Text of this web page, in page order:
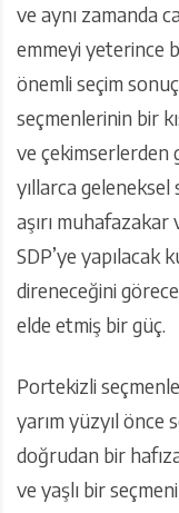
ve aynı zamanda
emmeyi yeterince
önemli seçim
seçmenlerinin bir
ve çekimserlerden
yıllarca geleneksel
aşırı muhafazakar
SDP’ye yapılacak
direneceğini
elde etmiş bir güç.
Portekizli
yarım yüzyıl
doğrudan bir
ve yaşlı bir